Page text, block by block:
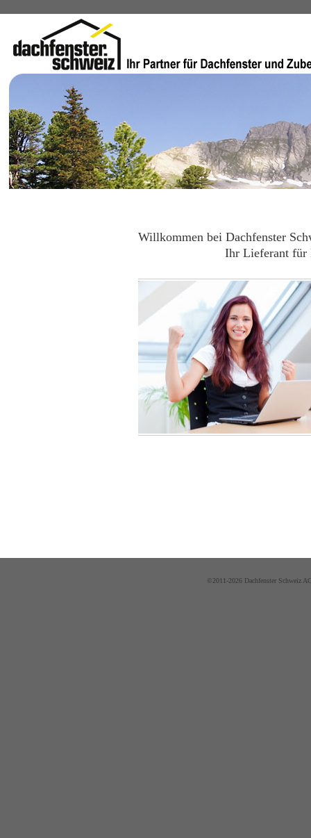
Willkommen bei Dachfenster
Ihr Lieferant für
©2011-2026 Dachfenster Schweiz